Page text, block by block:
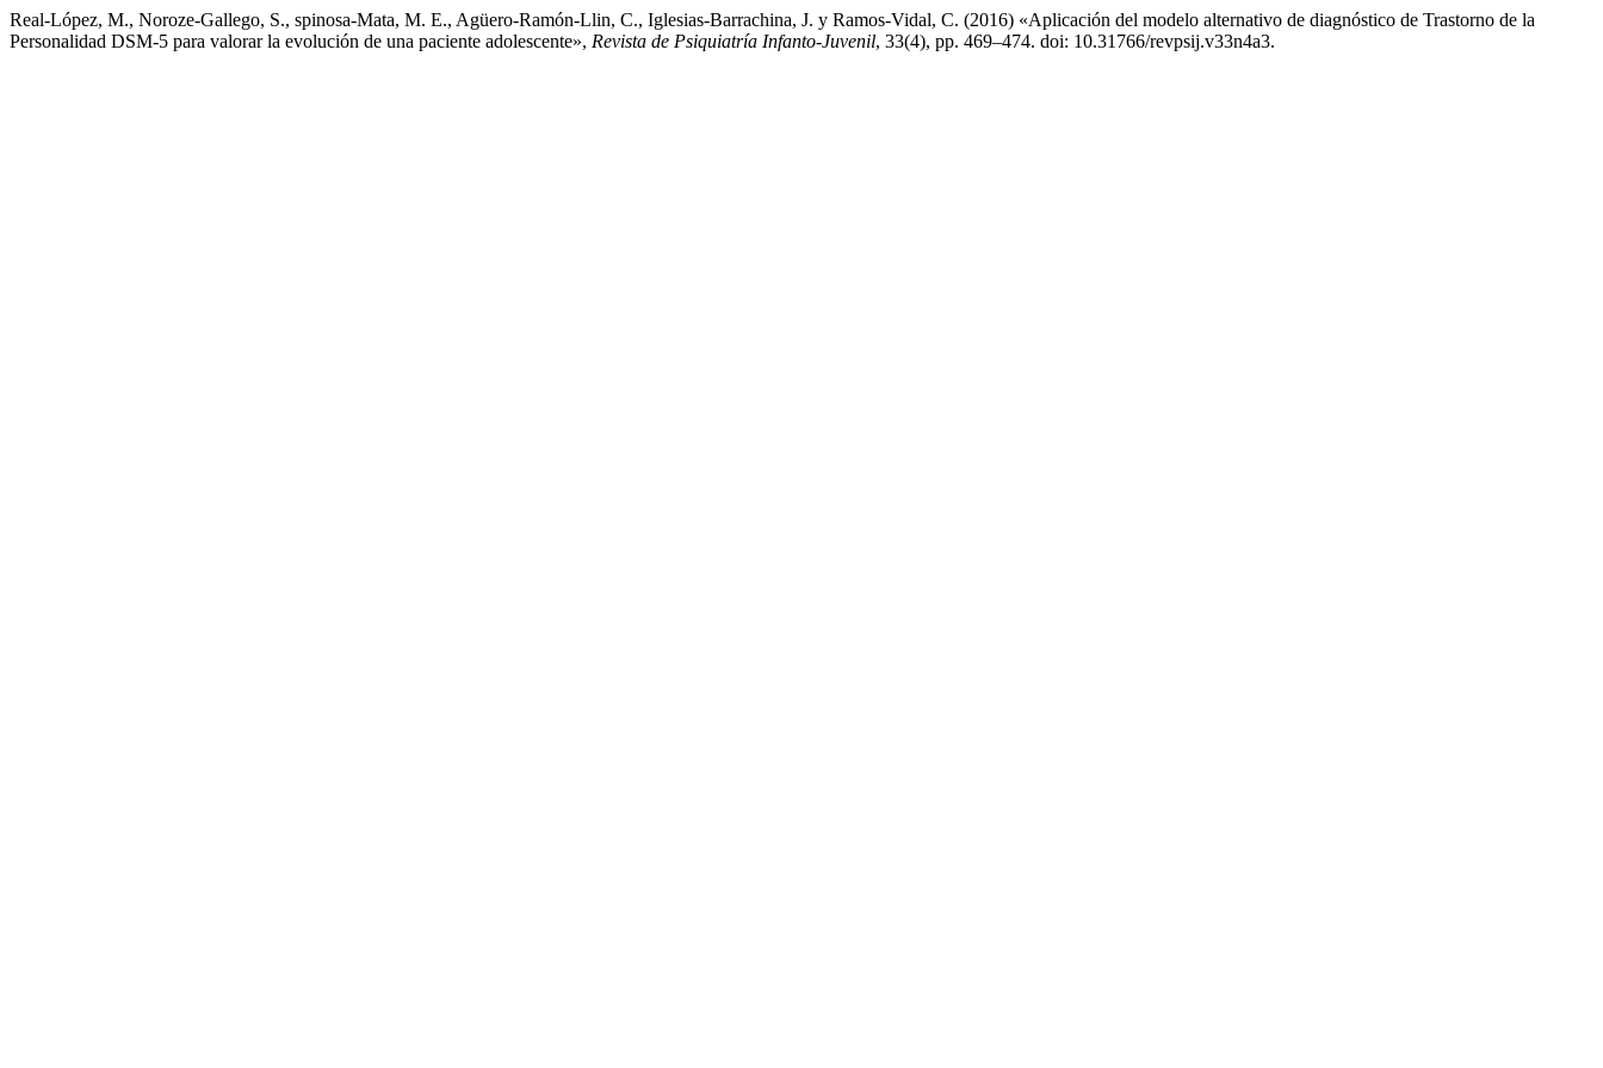
Real-López, M., Noroze-Gallego, S., spinosa-Mata, M. E., Agüero-Ramón-Llin, C., Iglesias-Barrachina, J. y Ramos-Vidal, C. (2016) «Aplicación del modelo alternativo de diagnóstico de Trastorno de la
Personalidad DSM-5 para valorar la evolución de una paciente adolescente», Revista de Psiquiatría Infanto-Juvenil, 33(4), pp. 469–474. doi: 10.31766/revpsij.v33n4a3.